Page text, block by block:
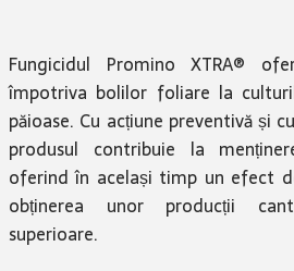
Fungicidul Promino XTRA®
împotriva bolilor foliare la
păioase.​ Cu acțiune preventivă și
produsul contribuie la
oferind în același timp un efect
obținerea unor producții
superioare.​